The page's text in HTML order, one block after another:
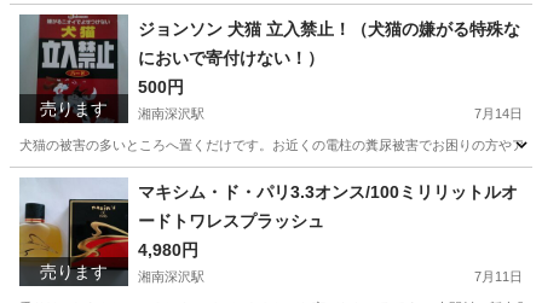
神奈川 鎌倉市 その他 シドニー
売ります
ジョンソン 犬猫 立入禁止！（犬猫の嫌がる特殊な
においで寄付けない！）
500円
湘南深沢駅 7月14日
犬猫の被害の多いところへ置くだけです。お近くの電柱の糞尿被害でお困りの方やア
神奈川 鎌倉市 湘南深沢駅 芳香剤、消臭剤
売ります
マキシム・ド・パリ3.3オンス/100ミリリットルオ
ードトワレスプラッシュ
4,980円
湘南深沢駅 7月11日